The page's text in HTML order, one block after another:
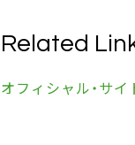
Related
オフィシャル・サイ